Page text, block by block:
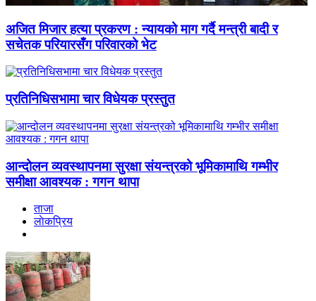
अजित मिजार हत्या प्रकरण : न्यायको माग गर्दै मन्त्री बादी र
सचेतक परियारसँग परिवारको भेट
प्रतिनिधिसभामा चार विधेयक प्रस्तुत
आन्दोलन व्यवस्थापनमा सुरक्षा संयन्त्रको भूमिकामाथि गम्भीर
समीक्षा आवश्यक : गगन थापा
ताजा
लाेकप्रिय